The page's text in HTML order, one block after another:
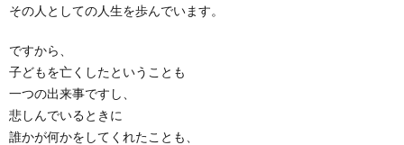
その人としての人生を歩んでいます。
ですから、
子どもを亡くしたということも
一つの出来事ですし、
悲しんでいるときに
誰かが何かをしてくれたことも、